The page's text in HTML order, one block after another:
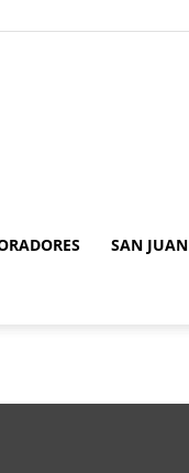
SAN JUAN